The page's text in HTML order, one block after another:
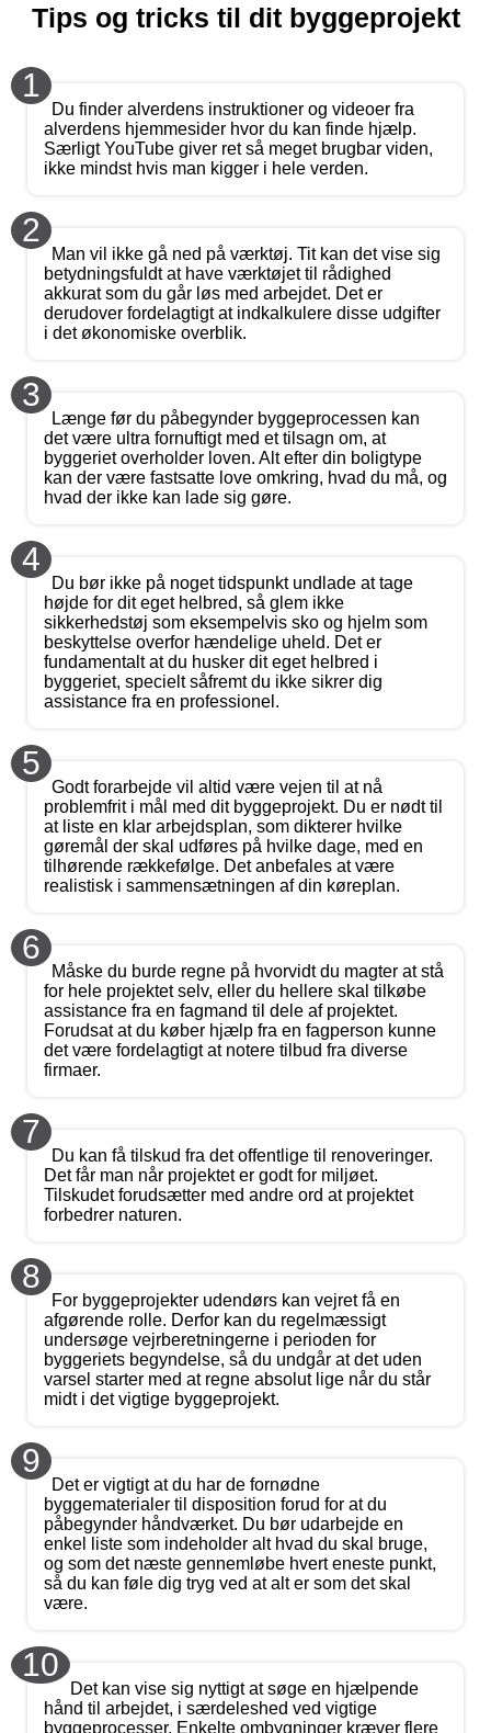
Tips og tricks til dit byggeprojekt
1
Du finder alverdens instruktioner og videoer fra
alverdens hjemmesider hvor du kan finde hjælp.
Særligt YouTube giver ret så meget brugbar viden,
ikke mindst hvis man kigger i hele verden.
2
Man vil ikke gå ned på værktøj. Tit kan det vise sig
betydningsfuldt at have værktøjet til rådighed
akkurat som du går løs med arbejdet. Det er
derudover fordelagtigt at indkalkulere disse udgifter
i det økonomiske overblik.
3
Længe før du påbegynder byggeprocessen kan
det være ultra fornuftigt med et tilsagn om, at
byggeriet overholder loven. Alt efter din boligtype
kan der være fastsatte love omkring, hvad du må, og
hvad der ikke kan lade sig gøre.
4
Du bør ikke på noget tidspunkt undlade at tage
højde for dit eget helbred, så glem ikke
sikkerhedstøj som eksempelvis sko og hjelm som
beskyttelse overfor hændelige uheld. Det er
fundamentalt at du husker dit eget helbred i
byggeriet, specielt såfremt du ikke sikrer dig
assistance fra en professionel.
5
Godt forarbejde vil altid være vejen til at nå
problemfrit i mål med dit byggeprojekt. Du er nødt til
at liste en klar arbejdsplan, som dikterer hvilke
gøremål der skal udføres på hvilke dage, med en
tilhørende rækkefølge. Det anbefales at være
realistisk i sammensætningen af din køreplan.
6
Måske du burde regne på hvorvidt du magter at stå
for hele projektet selv, eller du hellere skal tilkøbe
assistance fra en fagmand til dele af projektet.
Forudsat at du køber hjælp fra en fagperson kunne
det være fordelagtigt at notere tilbud fra diverse
firmaer.
7
Du kan få tilskud fra det offentlige til renoveringer.
Det får man når projektet er godt for miljøet.
Tilskudet forudsætter med andre ord at projektet
forbedrer naturen.
8
For byggeprojekter udendørs kan vejret få en
afgørende rolle. Derfor kan du regelmæssigt
undersøge vejrberetningerne i perioden for
byggeriets begyndelse, så du undgår at det uden
varsel starter med at regne absolut lige når du står
midt i det vigtige byggeprojekt.
9
Det er vigtigt at du har de fornødne
byggematerialer til disposition forud for at du
påbegynder håndværket. Du bør udarbejde en
enkel liste som indeholder alt hvad du skal bruge,
og som det næste gennemløbe hvert eneste punkt,
så du kan føle dig tryg ved at alt er som det skal
være.
10
Det kan vise sig nyttigt at søge en hjælpende
hånd til arbejdet, i særdeleshed ved vigtige
byggeprocesser. Enkelte ombygninger kræver flere